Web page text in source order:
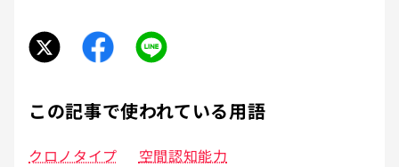
この記事で使われている用語
クロノタイプ
空間認知能力